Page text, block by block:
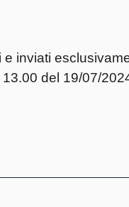
inviati
del 19/07/